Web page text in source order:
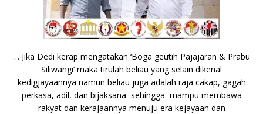
… Jika Dedi kerap mengatakan ‘Boga geutih Pajajaran & Prabu
Siliwangi’ maka tirulah beliau yang selain dikenal
kedigjayaannya namun beliau juga adalah raja cakap, gagah
perkasa, adil, dan bijaksana sehingga mampu membawa
rakyat dan kerajaannya menuju era kejayaan dan